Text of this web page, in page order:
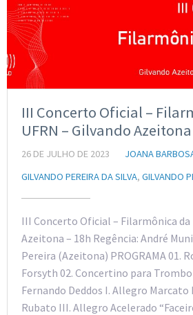
III Concerto Oficial –
UFRN – Gilvando Azeitona
26 DE JULHO DE 2023
JOANA
GILVANDO PEREIRA DA SILVA, GILVANDO
III Concerto Oficial – Filarmônica da
Azeitona – 18h Regência: André
Pereira (Azeitona) PROGRAMA 01.
Forsyth 02. Concertino para
Fernando Deddos I. Allegro Marcato
Rubato III. Allegro Acelerado